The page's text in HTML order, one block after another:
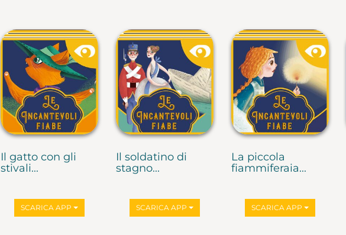
Il gatto con gli
stivali...
SCARICA APP
Il soldatino di
stagno...
SCARICA APP
La piccola
fiammiferaia...
SCARICA APP